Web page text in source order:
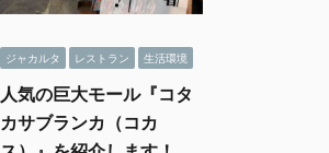
ジャカルタ レストラン 生活環境
人気の巨大モール『コタ
カサブランカ（コカ